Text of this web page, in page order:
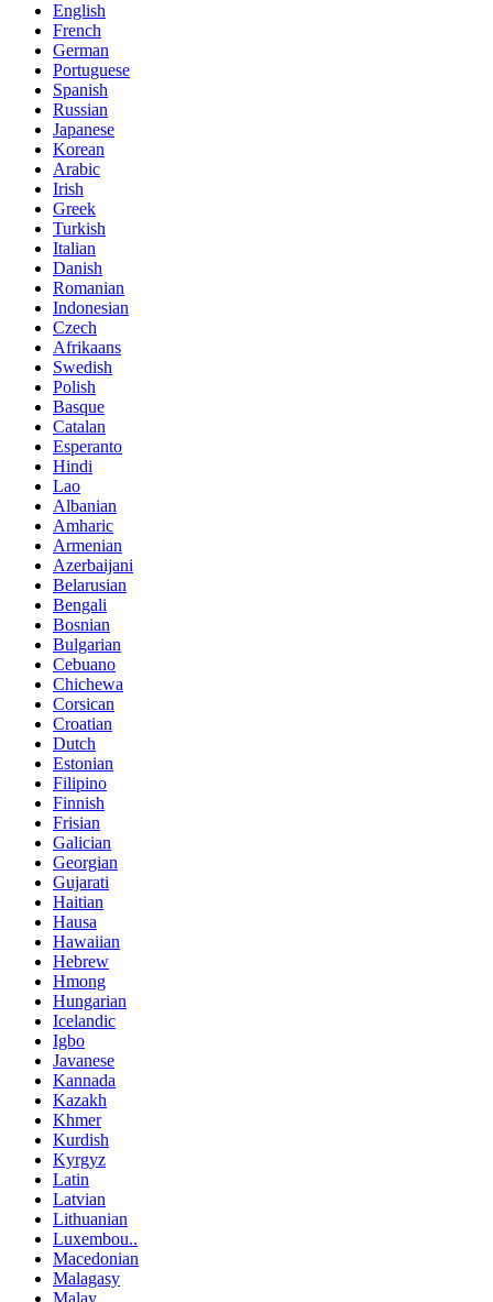
English
French
German
Portuguese
Spanish
Russian
Japanese
Korean
Arabic
Irish
Greek
Turkish
Italian
Danish
Romanian
Indonesian
Czech
Afrikaans
Swedish
Polish
Basque
Catalan
Esperanto
Hindi
Lao
Albanian
Amharic
Armenian
Azerbaijani
Belarusian
Bengali
Bosnian
Bulgarian
Cebuano
Chichewa
Corsican
Croatian
Dutch
Estonian
Filipino
Finnish
Frisian
Galician
Georgian
Gujarati
Haitian
Hausa
Hawaiian
Hebrew
Hmong
Hungarian
Icelandic
Igbo
Javanese
Kannada
Kazakh
Khmer
Kurdish
Kyrgyz
Latin
Latvian
Lithuanian
Luxembou..
Macedonian
Malagasy